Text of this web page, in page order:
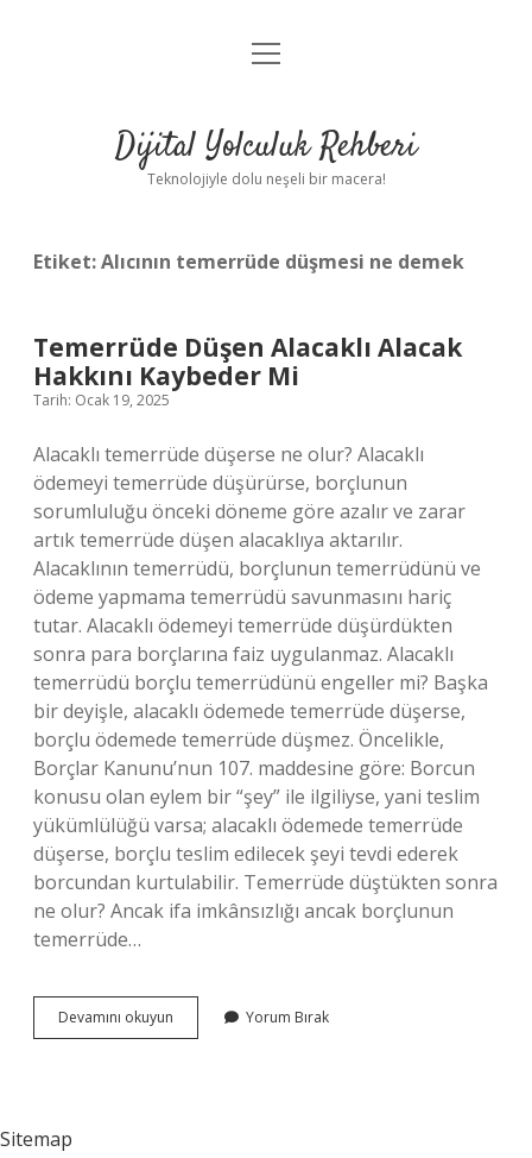
Anasayfa
Yasal Uyarı
menüyü
Dijital Yolculuk Rehberi
Teknolojiyle dolu neşeli bir macera!
Etiket:Alıcının temerrüde düşmesi ne demek
Temerrüde Düşen Alacaklı Alacak
Hakkını Kaybeder Mi
Tarih: Ocak 19, 2025
Alacaklı temerrüde düşerse ne olur? Alacaklı
ödemeyi temerrüde düşürürse, borçlunun
sorumluluğu önceki döneme göre azalır ve zarar
artık temerrüde düşen alacaklıya aktarılır.
Alacaklının temerrüdü, borçlunun temerrüdünü ve
ödeme yapmama temerrüdü savunmasını hariç
tutar. Alacaklı ödemeyi temerrüde düşürdükten
sonra para borçlarına faiz uygulanmaz. Alacaklı
temerrüdü borçlu temerrüdünü engeller mi? Başka
bir deyişle, alacaklı ödemede temerrüde düşerse,
borçlu ödemede temerrüde düşmez. Öncelikle,
Borçlar Kanunu’nun 107. maddesine göre: Borcun
konusu olan eylem bir “şey” ile ilgiliyse, yani teslim
yükümlülüğü varsa; alacaklı ödemede temerrüde
düşerse, borçlu teslim edilecek şeyi tevdi ederek
borcundan kurtulabilir. Temerrüde düştükten sonra
ne olur? Ancak ifa imkânsızlığı ancak borçlunun
temerrüde…
Devamını okuyun Temerrüde
Düşen
Yorum Bırak
Sitemap